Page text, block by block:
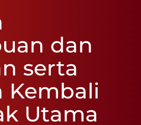
ID
dan
serta
Kembali
Utama